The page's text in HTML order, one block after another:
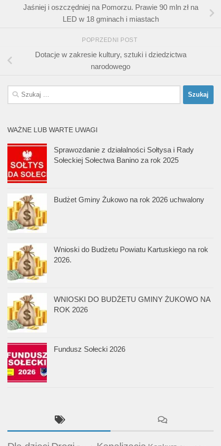
Jaśniej i oszczędniej na Pomorzu. Prawie 90 mln zł na
LED w 18 gminach i miastach
POPRZEDNI POST
Dotacje w zakresie kultury, sztuki i dziedzictwa
narodowego
Szukaj:
WAŻNE LUB WARTE UWAGI
Sprawozdanie z działalności Sołtysa i Rady
Sołeckiej Sołectwa Banino za rok 2025
Budżet Gminy Żukowo na rok 2026 uchwalony
Wnioski do Budżetu Powiatu Kartuskiego na rok
2026.
WNIOSKI DO BUDŻETU GMINY ŻUKOWO NA
ROK 2026
Fundusz Sołecki 2026